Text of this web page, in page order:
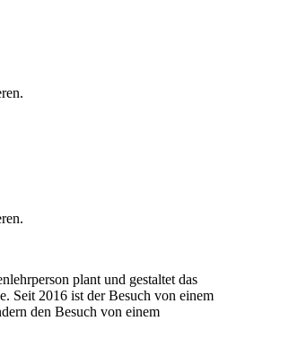
plant und gestaltet das
Seit 2016 ist der Besuch von einem
den Besuch von einem